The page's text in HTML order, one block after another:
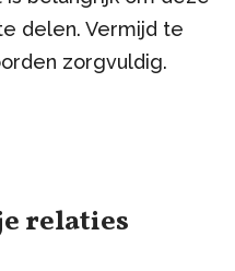
delen. Vermijd te
zorgvuldig.
relaties